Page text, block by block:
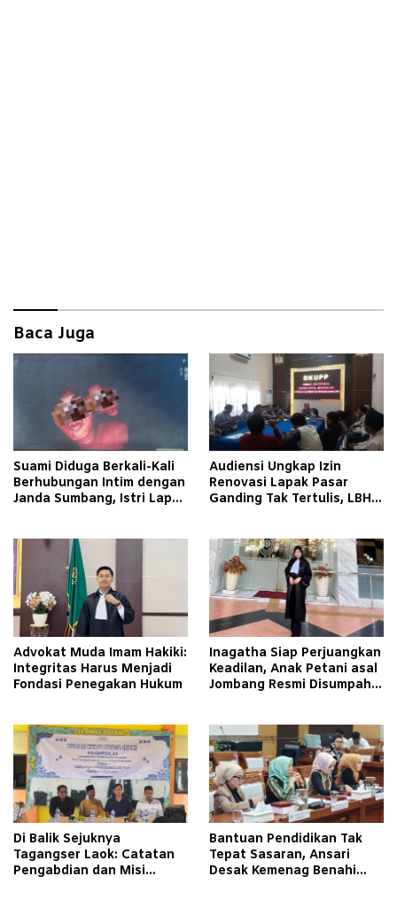
Baca Juga
Suami Diduga Berkali-Kali
Berhubungan Intim dengan
Janda Sumbang, Istri Lapor
Audiensi Ungkap Izin
Renovasi Lapak Pasar
Ganding Tak Tertulis, LBH
Advokat Muda Imam Hakiki:
Integritas Harus Menjadi
Fondasi Penegakan Hukum
Inagatha Siap Perjuangkan
Keadilan, Anak Petani asal
Jombang Resmi Disumpah
Di Balik Sejuknya
Tagangser Laok: Catatan
Pengabdian dan Misi
Bantuan Pendidikan Tak
Tepat Sasaran, Ansari
Desak Kemenag Benahi